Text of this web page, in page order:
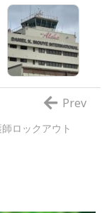
ロックアウト
Prev